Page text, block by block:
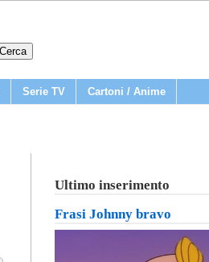
Serie TV Cartoni / Anime
Ultimo inserimento
Frasi Johnny bravo